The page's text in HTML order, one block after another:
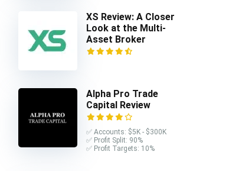
XS Review: A Closer
Look at the Multi-
Asset Broker
Alpha Pro Trade
Capital Review
✅ Accounts: $5K - $300K
✅ Profit Split: 90%
✅ Profit Targets: 10%